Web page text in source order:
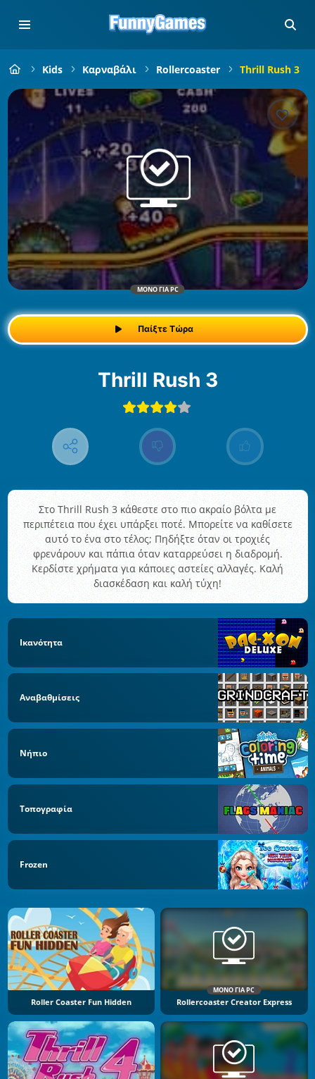
Kids Καρναβάλι Rollercoaster Thrill Rush 3
ΜΌΝΟ ΓΙΑ PC
Παίξτε Τώρα
Thrill Rush 3
Στο Thrill Rush 3 κάθεστε στο πιο ακραίο βόλτα με
περιπέτεια που έχει υπάρξει ποτέ. Μπορείτε να καθίσετε
αυτό το ένα στο τέλος; Πηδήξτε όταν οι τροχιές
φρενάρουν και πάπια όταν καταρρεύσει η διαδρομή.
Κερδίστε χρήματα για κάποιες αστείες αλλαγές. Καλή
διασκέδαση και καλή τύχη!
Ικανότητα
Αναβαθμίσεις
Νήπιο
Τοπογραφία
Frozen
Roller Coaster Fun Hidden
ΜΌΝΟ ΓΙΑ PC
Rollercoaster Creator Express